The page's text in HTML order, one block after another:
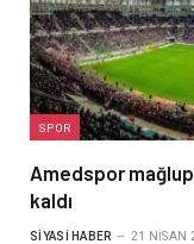
SPOR
Amedspor
kaldı
SIYASI HABER 21 NISAN